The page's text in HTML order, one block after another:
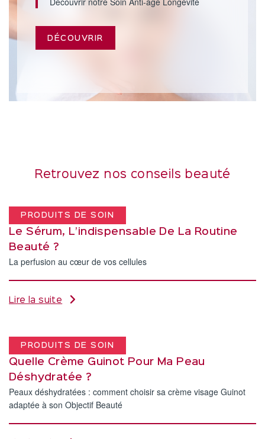
DÉCOUVRIR
Retrouvez nos conseils beauté
PRODUITS DE SOIN
Le Sérum, L’indispensable De La Routine
Beauté ?
La perfusion au cœur de vos cellules
Lire la suite
PRODUITS DE SOIN
Quelle Crème Guinot Pour Ma Peau
Déshydratée ?
Peaux déshydratées : comment choisir sa crème visage Guinot
adaptée à son Objectif Beauté